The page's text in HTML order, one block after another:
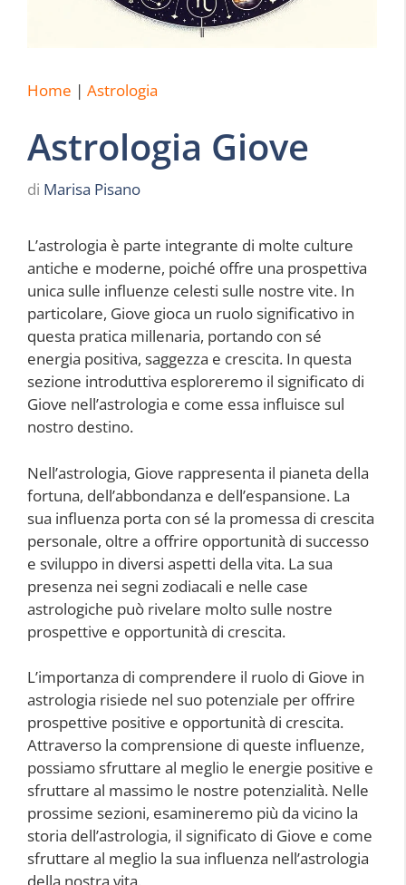
Home | Astrologia
Astrologia Giove
di Marisa Pisano
L’astrologia è parte integrante di molte culture
antiche e moderne, poiché offre una prospettiva
unica sulle influenze celesti sulle nostre vite. In
particolare, Giove gioca un ruolo significativo in
questa pratica millenaria, portando con sé
energia positiva, saggezza e crescita. In questa
sezione introduttiva esploreremo il significato di
Giove nell’astrologia e come essa influisce sul
nostro destino.
Nell’astrologia, Giove rappresenta il pianeta della
fortuna, dell’abbondanza e dell’espansione. La
sua influenza porta con sé la promessa di crescita
personale, oltre a offrire opportunità di successo
e sviluppo in diversi aspetti della vita. La sua
presenza nei segni zodiacali e nelle case
astrologiche può rivelare molto sulle nostre
prospettive e opportunità di crescita.
L’importanza di comprendere il ruolo di Giove in
astrologia risiede nel suo potenziale per offrire
prospettive positive e opportunità di crescita.
Attraverso la comprensione di queste influenze,
possiamo sfruttare al meglio le energie positive e
sfruttare al massimo le nostre potenzialità. Nelle
prossime sezioni, esamineremo più da vicino la
storia dell’astrologia, il significato di Giove e come
sfruttare al meglio la sua influenza nell’astrologia